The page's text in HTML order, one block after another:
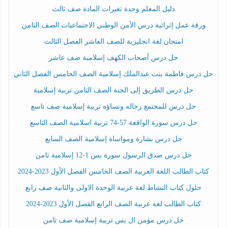
دليل المعلم وحدة تغيرات المادة صف ثالث
ورقة عمل إثرائية درس الأمن الوطني الاجتماعيات الصف الثامن
امتحان لغة انجليزية للصف العاشر الفصل الثالث
حل درس أصحاب الكهف إسلامية صف عاشر
حل درس فاطمة بنت عبدالملك إسلامية الصف الخامس الفصل الثاني
حل درس الطريق إلى الجنة الصف الثامن تربية إسلامية
حل درس للمجتمع رجاله ونساؤه تربية إسلامية صف تاسع
حل درس سورة الواقعة 57-74 تربية اسلامية الصف التاسع
حل درس بشارة ومواساة إسلامية الصف السابع
حل درس صدق الرسول سورة يس 1-12 إسلامية ثامن
كتاب الطالب اللغة العربية الصف الخامس الفصل الأول 2023-2024
حلول كتاب النشاط لغة عربية الوحدة الاولى والثانية صف رابع
كتاب الطالب لغة عربية الصف الرابع الفصل الأول 2023-2024
حل درس مؤمن ال يس تربية إسلامية صف ثامن